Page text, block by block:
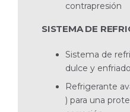
contrapresión
SISTEMA DE
Sistema de
dulce y
Refrigerante
) para una